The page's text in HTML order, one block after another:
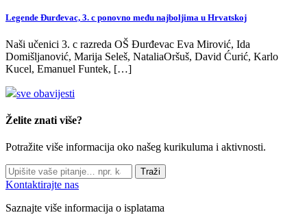
Legende Đurđevac, 3. c ponovno među najboljima u Hrvatskoj
Naši učenici 3. c razreda OŠ Đurđevac Eva Mirović, Ida
Domišljanović, Marija Seleš, NataliaOršuš, David Ćurić, Karlo
Kucel, Emanuel Funtek, […]
sve obavijesti
Želite znati više?
Potražite više informacija oko našeg kurikuluma i aktivnosti.
Traži
Kontaktirajte nas
Saznajte više informacija o isplatama